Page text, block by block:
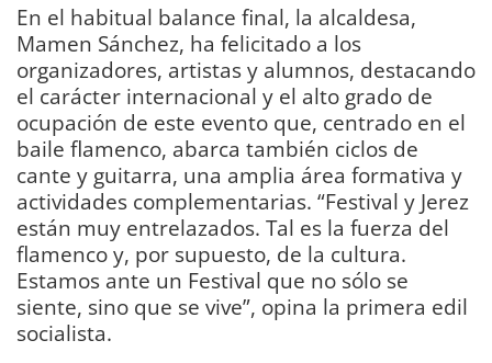
En el habitual balance final, la alcaldesa,
Mamen Sánchez, ha felicitado a los
organizadores, artistas y alumnos, destacando
el carácter internacional y el alto grado de
ocupación de este evento que, centrado en el
baile flamenco, abarca también ciclos de
cante y guitarra, una amplia área formativa y
actividades complementarias. “Festival y Jerez
están muy entrelazados. Tal es la fuerza del
flamenco y, por supuesto, de la cultura.
Estamos ante un Festival que no sólo se
siente, sino que se vive”, opina la primera edil
socialista.